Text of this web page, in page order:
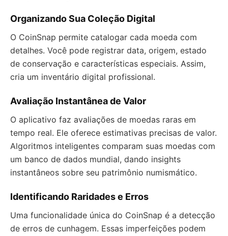
Organizando Sua Coleção Digital
O CoinSnap permite catalogar cada moeda com
detalhes. Você pode registrar data, origem, estado
de conservação e características especiais. Assim,
cria um inventário digital profissional.
Avaliação Instantânea de Valor
O aplicativo faz avaliações de moedas raras em
tempo real. Ele oferece estimativas precisas de valor.
Algoritmos inteligentes comparam suas moedas com
um banco de dados mundial, dando insights
instantâneos sobre seu patrimônio numismático.
Identificando Raridades e Erros
Uma funcionalidade única do CoinSnap é a detecção
de erros de cunhagem. Essas imperfeições podem